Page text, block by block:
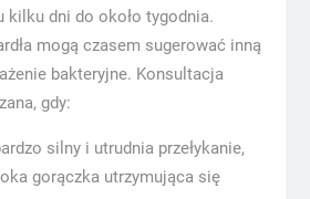
kilku dni do około tygodnia.
mogą czasem sugerować inną
bakteryjne. Konsultacja
gdy:
silny i utrudnia przełykanie,
gorączka utrzymująca się